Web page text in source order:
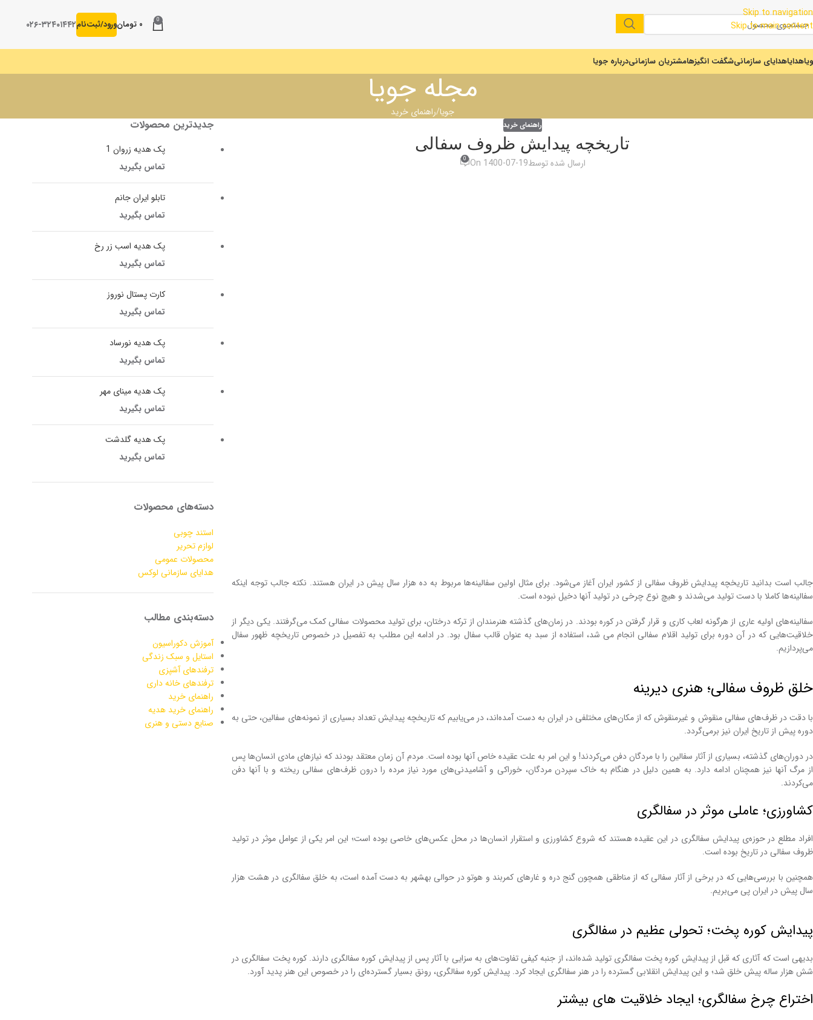
Skip to navigation
Skip to main content
0 ۰ تومانورود/ثبت‌نام۰۲۶-۳۲۴۰۱۴۴۲
هدایاهدایای سازمانیشگفت انگیزهامشتریان سازمانیدرباره جویا
مجله جویا
جویا راهنمای خرید
راهنمای خرید
تاریخچه پیدایش ظروف سفالی
ارسال شده توسطOn 1400-07-19
0
جالب است بدانید تاریخچه پیدایش ظروف سفالی از کشور ایران آغاز می‌شود. برای مثال اولین سفالینه‌ها مربوط به ده هزار سال پیش در ایران هستند. نکته جالب توجه اینکه
سفالینه‌ها کاملا با دست تولید می‌شدند و هیچ نوع چرخی در تولید آنها دخیل نبوده است.
سفالینه‌های اولیه عاری از هرگونه لعاب کاری و قرار گرفتن در کوره بودند. در زمان‌های گذشته هنرمندان از ترکه درختان، برای تولید محصولات سفالی کمک می‌گرفتند. یکی دیگر از
خلاقیت‌هایی که در آن دوره برای تولید اقلام سفالی انجام می شد، استفاده از سبد به عنوان قالب سفال بود. در ادامه این مطلب به تفصیل در خصوص تاریخچه ظهور سفال
می‌پردازیم.
خلق ظروف سفالی؛ هنری دیرینه
با دقت در ظرف‌های سفالی منقوش و غیرمنقوش که از مکان‌های مختلفی در ایران به دست آمده‌اند، در می‌یابیم که تاریخچه پیدایش تعداد بسیاری از نمونه‌های سفالین، حتی به
دوره پیش از تاریخ ایران نیز برمی‌گردد.
در دوران‌های گذشته، بسیاری از آثار سفالین را با مردگان دفن می‌کردند! و این امر به علت عقیده خاص آنها بوده است. مردم آن زمان معتقد بودند که نیازهای مادی انسان‌ها پس
از مرگ آنها نیز همچنان ادامه دارد. به همین دلیل در هنگام به خاک سپردن مردگان، خوراکی و آشامیدنی‌های مورد نیاز مرده را درون ظرف‌های سفالی ریخته و با آنها دفن
می‌کردند.
کشاورزی؛ عاملی موثر در سفالگری
افراد مطلع در حوزه‌ی پیدایش سفالگری در این عقیده هستند که شروع کشاورزی و استقرار انسان‌ها در محل عکس‌های خاصی بوده است؛ این امر یکی از عوامل موثر در تولید
ظروف سفالی در تاریخ بوده است.
همچنین با بررسی‌هایی که در برخی از آثار سفالی که از مناطقی همچون گنج دره و غارهای کمربند و هوتو در حوالی بهشهر به دست آمده است، به خلق سفالگری در هشت هزار
سال پیش در ایران پی می‌بریم.
پیدایش کوره پخت؛ تحولی عظیم در سفالگری
بدیهی است که آثاری که قبل از پیدایش کوره پخت سفالگری تولید شده‌اند، از جنبه کیفی تفاوت‌های به سزایی با آثار پس از پیدایش کوره سفالگری دارند. کوره پخت سفالگری در
شش هزار ساله پیش خلق شد؛ و این پیدایش انقلابی گسترده را در هنر سفالگری ایجاد کرد. پیدایش کوره سفالگری، رونق بسیار گسترده‌ای را در خصوص این هنر پدید آورد.
اختراع چرخ سفالگری؛ ایجاد خلاقیت های بیشتر
جدیدترین محصولات
پک هدیه زروان 1
تماس بگیرید
تابلو ایران جانم
تماس بگیرید
پک هدیه اسب زر رخ
تماس بگیرید
کارت پستال نوروز
تماس بگیرید
پک هدیه نورساد
تماس بگیرید
پک هدیه مینای مهر
تماس بگیرید
پک هدیه گلدشت
تماس بگیرید
دسته‌های محصولات
استند چوبی
لوازم تحریر
محصولات عمومی
هدایای سازمانی لوکس
دسته‌بندی مطالب
آموزش دکوراسیون
استایل و سبک زندگی
ترفندهای آشپزی
ترفندهای خانه داری
راهنمای خرید
راهنمای خرید هدیه
صنایع دستی و هنری